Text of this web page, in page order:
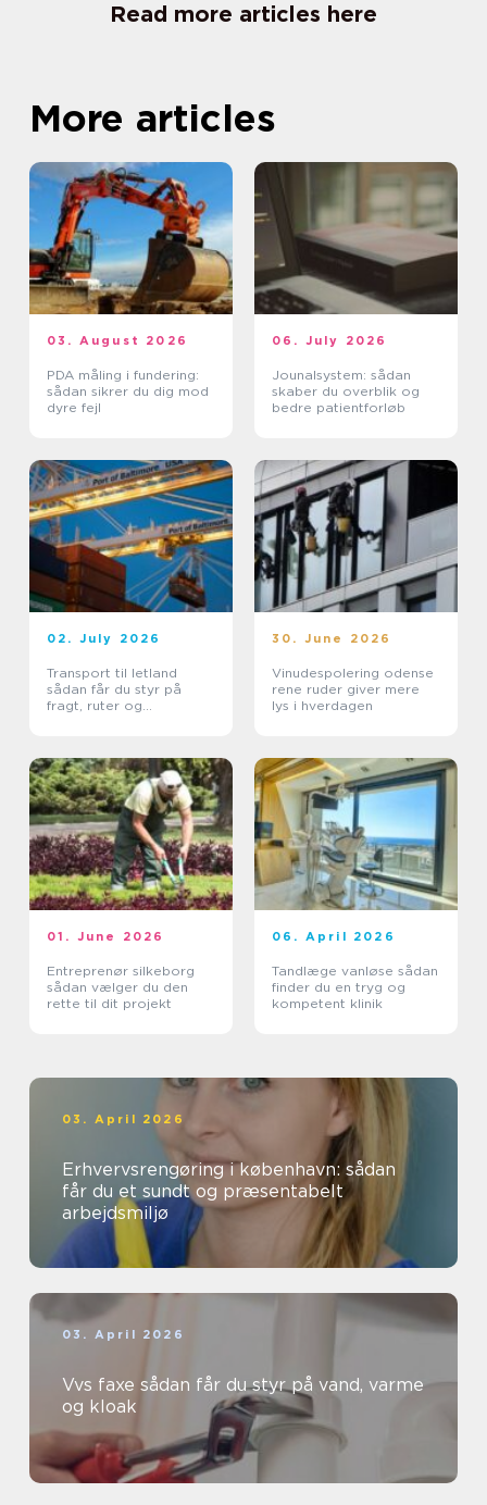
Read more articles here
More articles
03. August 2026
PDA måling i fundering:
sådan sikrer du dig mod
dyre fejl
06. July 2026
Jounalsystem: sådan
skaber du overblik og
bedre patientforløb
02. July 2026
Transport til letland
sådan får du styr på
fragt, ruter og
30. June 2026
Vinudespolering odense
rene ruder giver mere
lys i hverdagen
01. June 2026
Entreprenør silkeborg
sådan vælger du den
rette til dit projekt
06. April 2026
Tandlæge vanløse sådan
finder du en tryg og
kompetent klinik
03. April 2026
Erhvervsrengøring i københavn: sådan
får du et sundt og præsentabelt
arbejdsmiljø
03. April 2026
Vvs faxe sådan får du styr på vand, varme
og kloak